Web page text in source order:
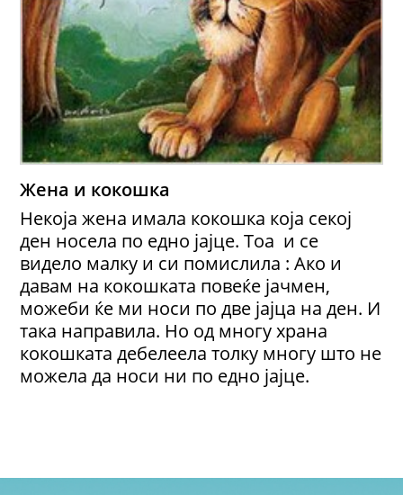
Жена и кокошка
Некоја жена имала кокошка која секој
ден носела по едно јајце. Тоа и се
видело малку и си помислила : Ако и
давам на кокошката повеќе јачмен,
можеби ќе ми носи по две јајца на ден. И
така направила. Но од многу храна
кокошката дебелеела толку многу што не
можела да носи ни по едно јајце.